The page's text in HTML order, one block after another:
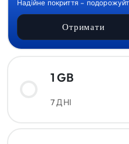
Надійне покриття –
Отримати
1 GB
7 ДНІ